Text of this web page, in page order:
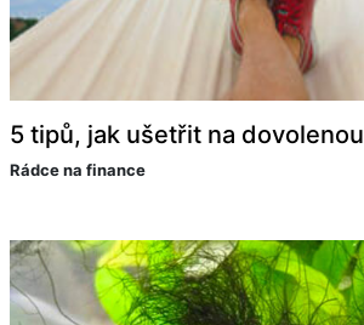
5 tipů, jak ušetřit na dovolenou
Rádce na finance